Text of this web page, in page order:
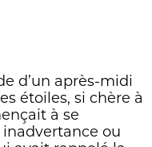
à la manière
quel décor faire
est écho,
Au fur et à mesure
entre les trois
tout est lié.
d’un après-midi
étoiles, si chère à
à se
ou